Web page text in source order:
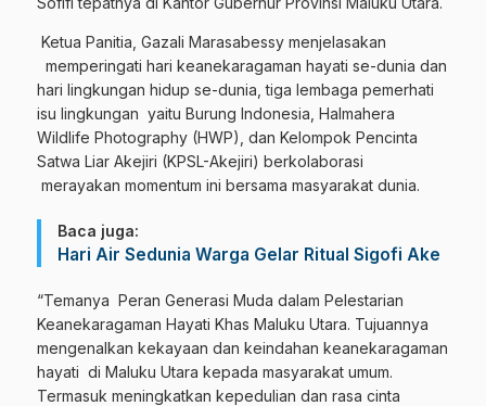
Ketua Panitia, Gazali Marasabessy menjelasakan
memperingati hari keanekaragaman hayati se-dunia dan
hari lingkungan hidup se-dunia, tiga lembaga pemerhati
isu lingkungan yaitu Burung Indonesia, Halmahera
Wildlife Photography (HWP), dan Kelompok Pencinta
Satwa Liar Akejiri (KPSL-Akejiri) berkolaborasi
merayakan momentum ini bersama masyarakat dunia.
Baca juga:
Hari Air Sedunia Warga Gelar Ritual Sigofi Ake
“Temanya Peran Generasi Muda dalam Pelestarian
Keanekaragaman Hayati Khas Maluku Utara. Tujuannya
mengenalkan kekayaan dan keindahan keanekaragaman
hayati di Maluku Utara kepada masyarakat umum.
Termasuk meningkatkan kepedulian dan rasa cinta